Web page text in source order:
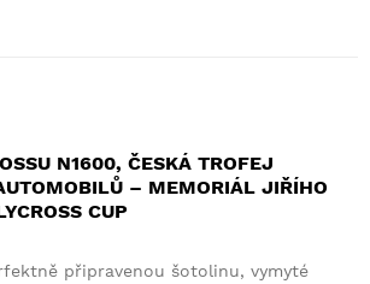
N1600, ČESKÁ TROFEJ
– MEMORIÁL JIŘÍHO
CUP
připravenou šotolinu, vymyté